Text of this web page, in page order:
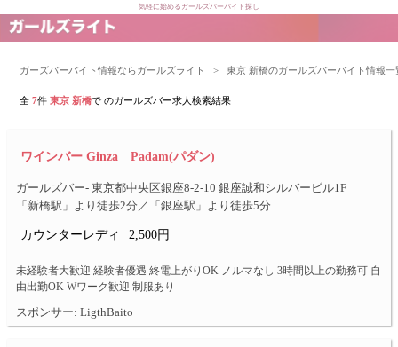
気軽に始めるガールズバーバイト探し
ガーズバーバイト情報ならガールズライト > 東京 新橋のガールズバーバイト情報一
全7件東京 新橋で のガールズバー求人検索結果
ワインバー Ginza Padam(パダン)
ガールズバー- 東京都中央区銀座8-2-10 銀座誠和シルバービル1F
「新橋駅」より徒歩2分／「銀座駅」より徒歩5分
カウンターレディ 2,500円
未経験者大歓迎 経験者優遇 終電上がりOK ノルマなし 3時間以上の勤務可 自
由出勤OK Wワーク歓迎 制服あり
スポンサー: LigthBaito